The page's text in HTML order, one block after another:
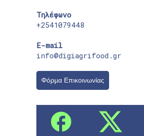
Τηλέφωνο
+2541079448
E-mail
info@digiagrifood.gr
Φόρμα Επικοινωνίας